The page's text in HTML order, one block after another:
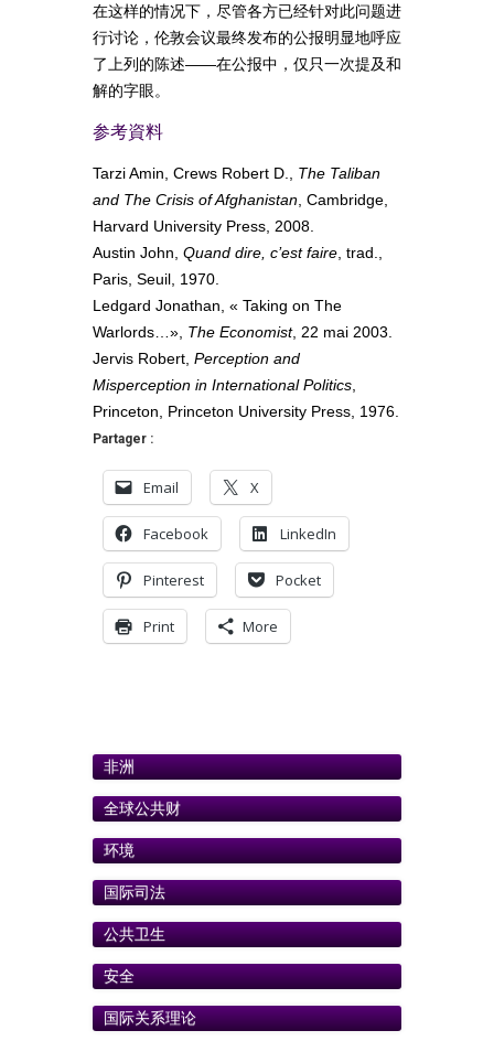
在这样的情况下，尽管各方已经针对此问题进
行讨论，伦敦会议最终发布的公报明显地呼应
了上列的陈述——在公报中，仅只一次提及和
解的字眼。
参考資料
Tarzi Amin, Crews Robert D., The Taliban
and The Crisis of Afghanistan , Cambridge,
Harvard University Press, 2008.
Austin John, Quand dire, c’est faire , trad.,
Paris, Seuil, 1970.
Ledgard Jonathan, « Taking on The
Warlords…», The Economist, 22 mai 2003.
Jervis Robert, Perception and
Misperception in International Politics
Princeton, Princeton University Press, 1976.
Partager :
Email X
Facebook LinkedIn
Pinterest Pocket
Print More
非洲
全球公共财
环境
国际司法
公共卫生
安全
国际关系理论